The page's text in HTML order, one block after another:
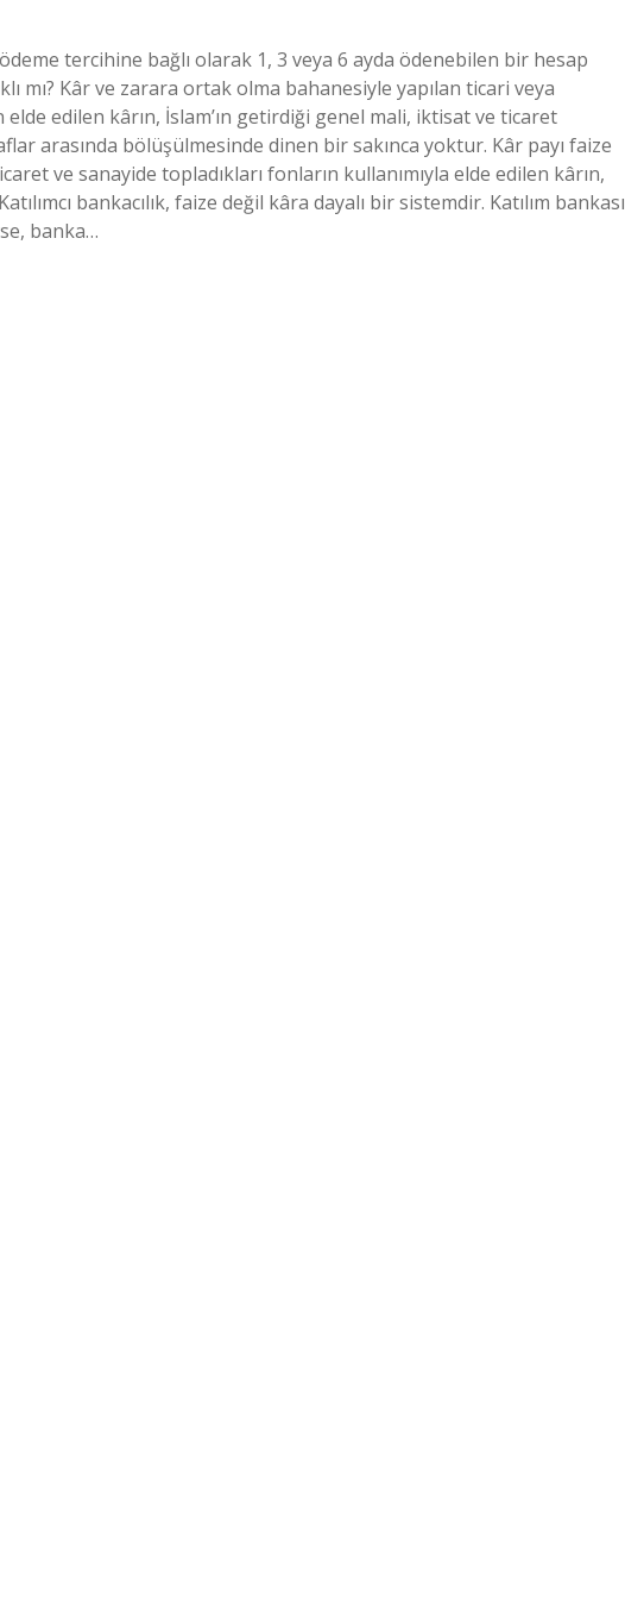
ödeme tercihine bağlı olarak 1, 3 veya 6 ayda ödenebilen bir hesap
mı? Kâr ve zarara ortak olma bahanesiyle yapılan ticari veya
edilen kârın, İslam’ın getirdiği genel mali, iktisat ve ticaret
arasında bölüşülmesinde dinen bir sakınca yoktur. Kâr payı faize
ve sanayide topladıkları fonların kullanımıyla elde edilen kârın,
bankacılık, faize değil kâra dayalı bir sistemdir. Katılım bankası
banka…